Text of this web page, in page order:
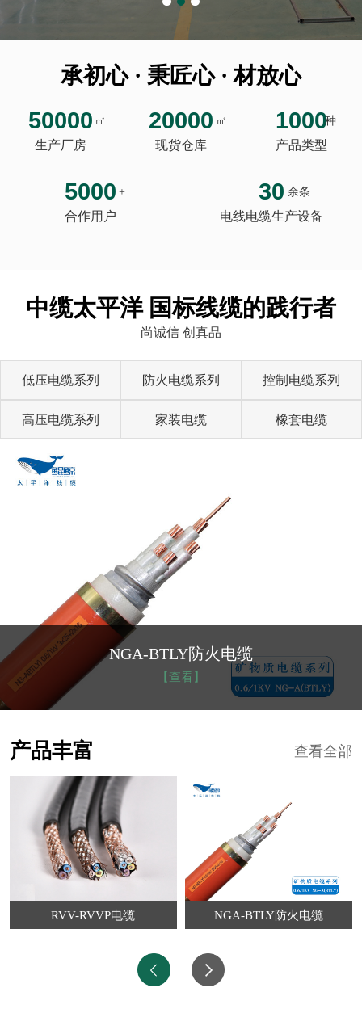
承初心 · 秉匠心 · 材放心
50000 ㎡
生产厂房
20000 ㎡
现货仓库
1000种
产品类型
5000 +
合作用户
30 余条
电线电缆生产设备
中缆太平洋 国标线缆的践行者
尚诚信 创真品
低压电缆系列 防火电缆系列 控制电缆系列
高压电缆系列 家装电缆 橡套电缆
NGA-BTLY防火电缆
【查看】
查看全部
产品丰富
RVV-RVVP电缆 NGA-BTLY防火电缆